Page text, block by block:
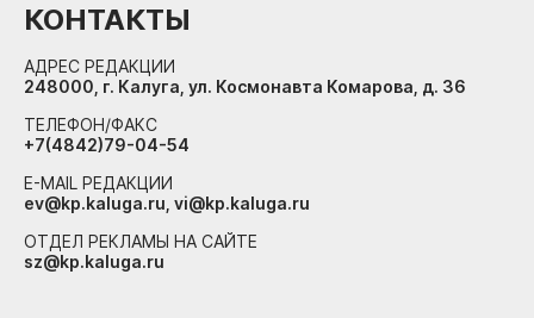
КОНТАКТЫ
АДРЕС РЕДАКЦИИ
248000, г. Калуга, ул. Космонавта Комарова, д. 36
ТЕЛЕФОН/ФАКС
+7(4842)79-04-54
E-MAIL РЕДАКЦИИ
ev@kp.kaluga.ru, vi@kp.kaluga.ru
ОТДЕЛ РЕКЛАМЫ НА САЙТЕ
sz@kp.kaluga.ru